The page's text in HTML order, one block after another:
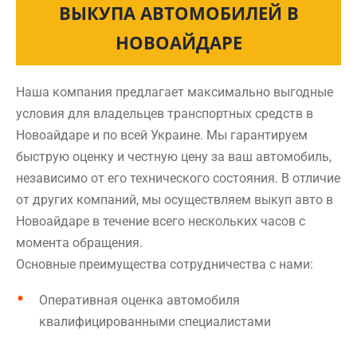
ВЫКУПА АВТОМОБИЛЕЙ В
НОВОАЙДАРЕ
Наша компания предлагает максимально выгодные
условия для владельцев транспортных средств в
Новоайдаре и по всей Украине. Мы гарантируем
быструю оценку и честную цену за ваш автомобиль,
независимо от его технического состояния. В отличие
от других компаний, мы осуществляем выкуп авто в
Новоайдаре в течение всего нескольких часов с
момента обращения.
Основные преимущества сотрудничества с нами:
Оперативная оценка автомобиля
квалифицированными специалистами